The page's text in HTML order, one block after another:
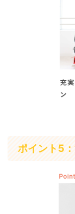
ポイント5